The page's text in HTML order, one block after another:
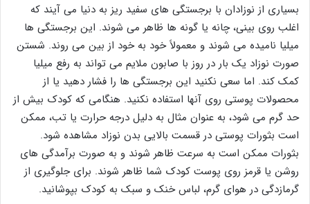
بسیاری از نوزادان با برجستگی های سفید ریز به دنیا می آیند که
اغلب روی بینی، چانه یا گونه ها ظاهر می شوند. این برجستگی ها
میلیا نامیده می شوند و معمولاً خود به خود از بین می روند. شستن
صورت نوزاد یک بار در روز با صابون ملایم می تواند به رفع میلیا
کمک کند. اما سعی نکنید این برجستگی ها را فشار دهید یا از
محصولات پوستی روی آنها استفاده نکنید. هنگامی که کودک بیش از
حد گرم می شود، به عنوان مثال به دلیل درجه حرارت یا تب، ممکن
است بثورات پوستی در قسمت بالایی بدن نوزاد مشاهده شود.
بثورات ممکن است به سرعت ظاهر شوند و به صورت برآمدگی های
روشن یا قرمز روی پوست کودک شما ظاهر شوند. برای جلوگیری از
گرمازدگی در هوای گرم، لباس خنک و سبک به کودک بپوشانید.